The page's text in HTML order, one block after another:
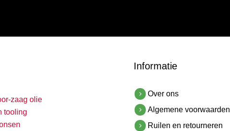
zaag olie
tooling
Informatie
Over ons
Algemene voorwaarden
Ruilen en retourneren